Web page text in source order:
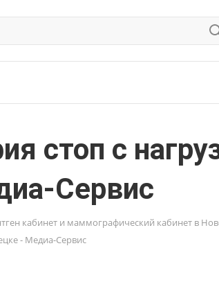
стоп с
Сервис
кабинет и маммографический кабинет в
- Медиа-Сервис